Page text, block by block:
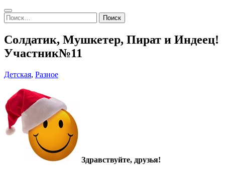
Search
Найти:
Солдатик, Мушкетер, Пират и Индеец!
Участник№11
Детская, Разное
Здравствуйте, друзья!